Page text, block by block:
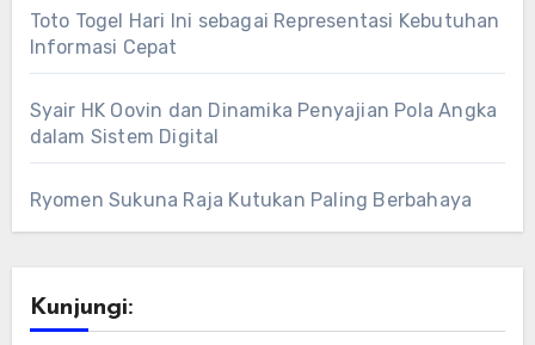
Toto Togel Hari Ini sebagai Representasi Kebutuhan
Informasi Cepat
Syair HK Oovin dan Dinamika Penyajian Pola Angka
dalam Sistem Digital
Ryomen Sukuna Raja Kutukan Paling Berbahaya
Kunjungi: